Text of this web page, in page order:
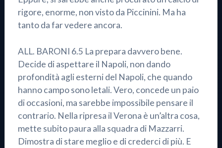
rigore, enorme, non visto da Piccinini. Ma ha
tanto da far vedere ancora.
ALL. BARONI 6.5 La prepara davvero bene.
Decide di aspettare il Napoli, non dando
profondità agli esterni del Napoli, che quando
hanno campo sono letali. Vero, concede un paio
di occasioni, ma sarebbe impossibile pensare il
contrario. Nella ripresa il Verona è un’altra cosa,
mette subito paura alla squadra di Mazzarri.
Dimostra di stare meglio e di crederci di più. E